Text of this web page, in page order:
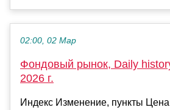
02:00, 02 Мар
Фондовый рынок, Daily
2026 г.
Индекс Изменение, пункты Цена